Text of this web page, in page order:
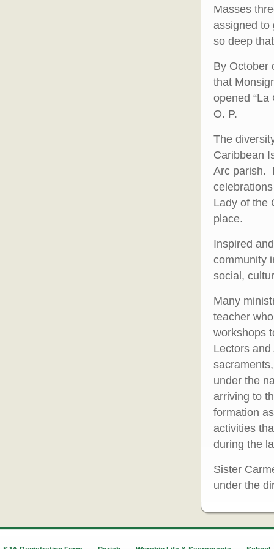
Masses
assigned to
so deep
By October
that
opened “La
O. P.
The
Caribbean
Arc parish.
Lady of the
place.
Inspired
community
social,
Many
teacher
workshops
Lectors
under the
arriving to
formation
activities
during the
Sister
under the